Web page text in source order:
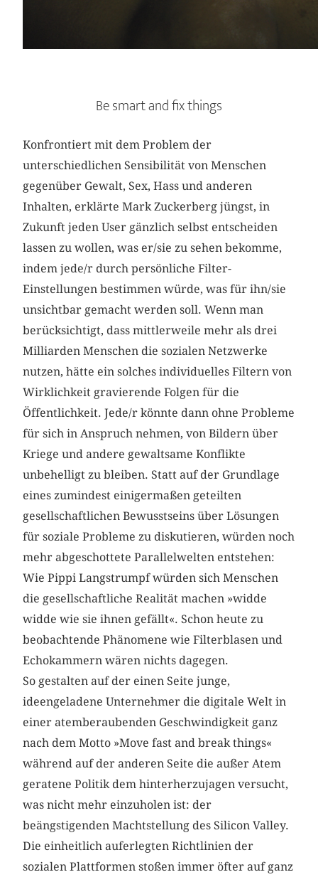
Be smart and fix things
Konfrontiert mit dem Problem der
unterschiedlichen Sensibilität von Menschen
gegenüber Gewalt, Sex, Hass und anderen
Inhalten, erklärte Mark Zuckerberg jüngst, in
Zukunft jeden User gänzlich selbst entscheiden
lassen zu wollen, was er/sie zu sehen bekomme,
indem jede/r durch persönliche Filter-
Einstellungen bestimmen würde, was für ihn/sie
unsichtbar gemacht werden soll. Wenn man
berücksichtigt, dass mittlerweile mehr als drei
Milliarden Menschen die sozialen Netzwerke
nutzen, hätte ein solches individuelles Filtern von
Wirklichkeit gravierende Folgen für die
Öffentlichkeit. Jede/r könnte dann ohne Probleme
für sich in Anspruch nehmen, von Bildern über
Kriege und andere gewaltsame Konflikte
unbehelligt zu bleiben. Statt auf der Grundlage
eines zumindest einigermaßen geteilten
gesellschaftlichen Bewusstseins über Lösungen
für soziale Probleme zu diskutieren, würden noch
mehr abgeschottete Parallelwelten entstehen:
Wie Pippi Langstrumpf würden sich Menschen
die gesellschaftliche Realität machen »widde
widde wie sie ihnen gefällt«. Schon heute zu
beobachtende Phänomene wie Filterblasen und
Echokammern wären nichts dagegen.
So gestalten auf der einen Seite junge,
ideengeladene Unternehmer die digitale Welt in
einer atemberaubenden Geschwindigkeit ganz
nach dem Motto »Move fast and break things«
während auf der anderen Seite die außer Atem
geratene Politik dem hinterherzujagen versucht,
was nicht mehr einzuholen ist: der
beängstigenden Machtstellung des Silicon Valley.
Die einheitlich auferlegten Richtlinien der
sozialen Plattformen stoßen immer öfter auf ganz